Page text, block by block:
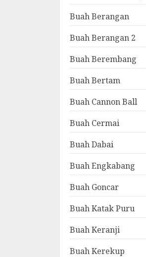
Buah Berangan
Buah Berangan 2
Buah Berembang
Buah Bertam
Buah Cannon Ball
Buah Cermai
Buah Dabai
Buah Engkabang
Buah Goncar
Buah Katak Puru
Buah Keranji
Buah Kerekup